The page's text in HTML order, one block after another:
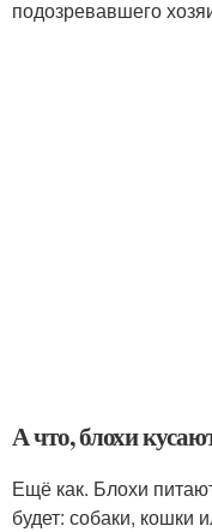
подозревавшего
А что, блохи
Ещё как. Блохи
будет: собаки, кошки